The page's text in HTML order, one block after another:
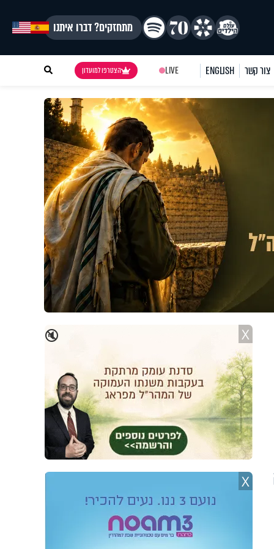
מתחזקים? דברו איתנו
צור קשר ENGLISH
LIVE הצטרפו למועדון
🔇 X
X